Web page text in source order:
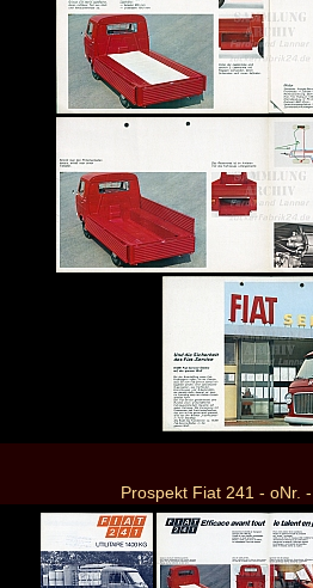
Prospekt Fiat 241 - oNr.